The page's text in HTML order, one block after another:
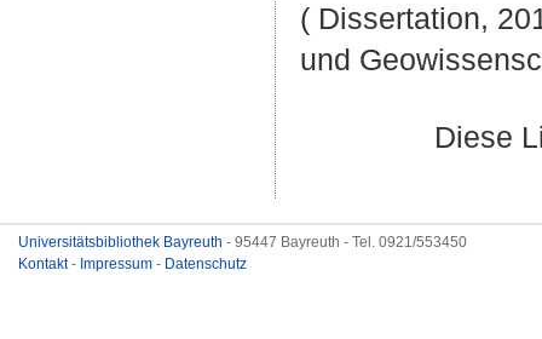
( Dissertation,
und
Diese
Universitätsbibliothek Bayreuth - 95447 Bayreuth - Tel. 0921/553450
Kontakt- Impressum - Datenschutz